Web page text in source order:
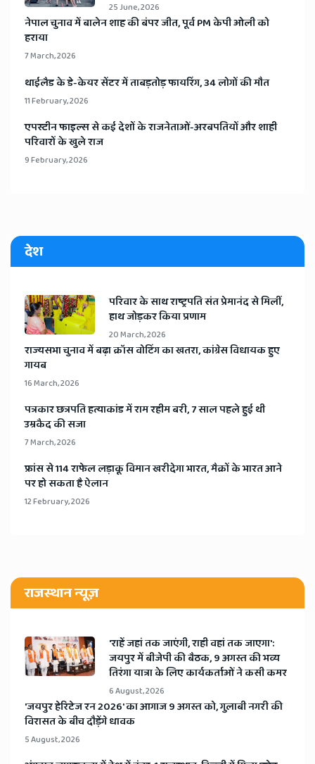
25 June, 2026
​नेपाल चुनाव में बालेन शाह की बंपर जीत, पूर्व PM केपी ओली को
हराया
7 March, 2026
​थाईलैड के डे-केयर सेंटर में ताबड़तोड़ फायरिंग, 34 लोगों की मौत
11 February, 2026
​एपस्टीन फाइल्स से कई देशों के राजनेताओं-अरबपतियों और शाही
परिवारों के खुले राज
9 February, 2026
देश
​परिवार के साथ राष्ट्रपति संत प्रेमानंद से मिलीं,
हाथ जोड़कर किया प्रणाम
20 March, 2026
​राज्यसभा चुनाव में बढ़ा क्रॉस वोटिंग का खतरा, कांग्रेस विधायक हुए
गायब
16 March, 2026
​पत्रकार छत्रपति हत्याकांड में राम रहीम बरी, 7 साल पहले हुई थी
उम्रकैद की सजा
7 March, 2026
​फ्रांस से 114 राफेल लड़ाकू विमान खरीदेगा भारत, मैक्रों के भारत आने
पर हो सकता है ऐलान
12 February, 2026
राजस्थान न्यूज़
'राहें जहां तक जाएंगी, राही वहां तक जाएगा':
जयपुर में बीजेपी की बैठक, 9 अगस्त की भव्य
तिरंगा यात्रा के लिए कार्यकर्ताओं ने कसी कमर
6 August, 2026
​'जयपुर हेरिटेज रन 2026' का आगाज 9 अगस्त को, गुलाबी नगरी की
विरासत के बीच दौड़ेंगे धावक
5 August, 2026